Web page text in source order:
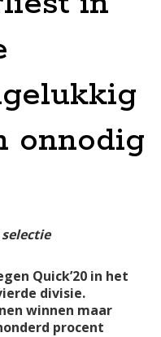
onnodig
selectie
Quick’20 in het
divisie.
winnen maar
procent